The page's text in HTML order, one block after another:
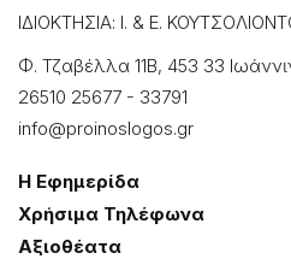
ΙΔΙΟΚΤΗΣΙΑ: Ι. & Ε.
Φ. Τζαβέλλα 11Β, 453 33
26510 25677 - 33791
info@proinoslogos.gr
Η Εφημερίδα
Χρήσɩμα Τηλέφωνα
Αξɩοθέατα